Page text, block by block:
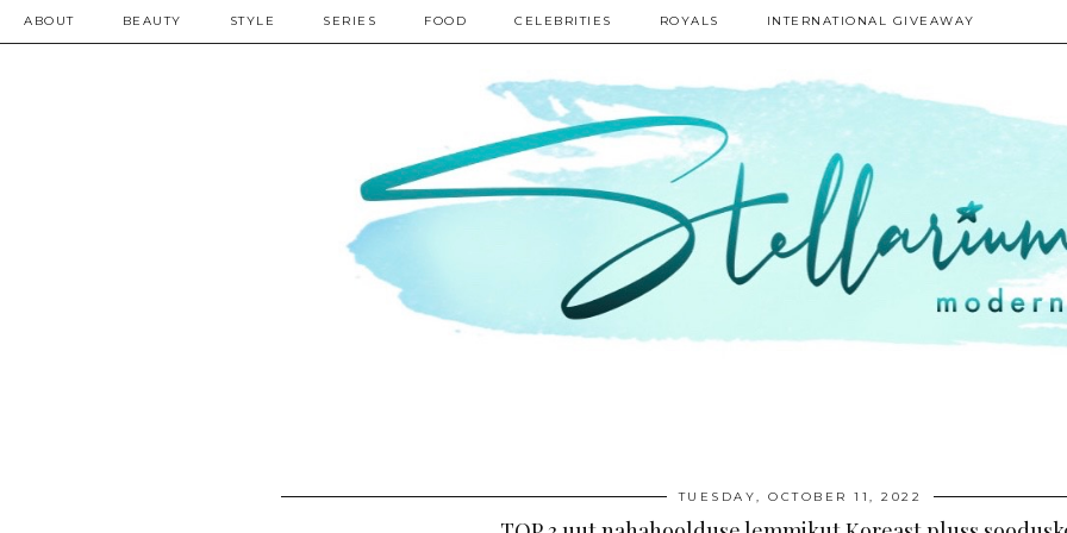
ABOUT BEAUTY STYLE SERIES FOOD CELEBRITIES ROYALS INTERNATIONAL GIVEAWAY
TUESDAY, OCTOBER 11, 2022